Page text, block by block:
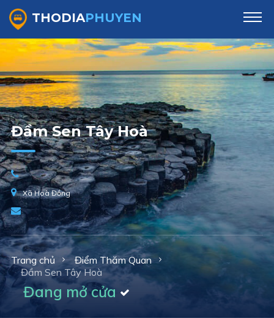
THODIAPHUYEN
Đầm Sen Tây Hoà
Xã Hoà Đồng
Trang chủ
Điểm Thăm Quan
Đầm Sen Tây Hoà
Đang mở cửa